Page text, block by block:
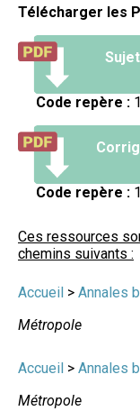
Télécharger les
Code repère :
Code repère :
Ces ressources
chemins suivants :
Accueil > Annales
Métropole
Accueil > Annales
Métropole